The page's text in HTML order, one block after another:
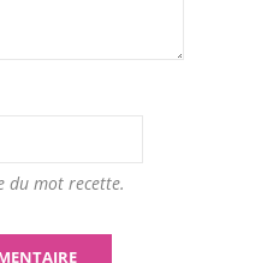
du mot recette.